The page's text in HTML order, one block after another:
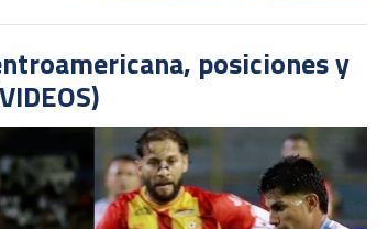
posiciones y